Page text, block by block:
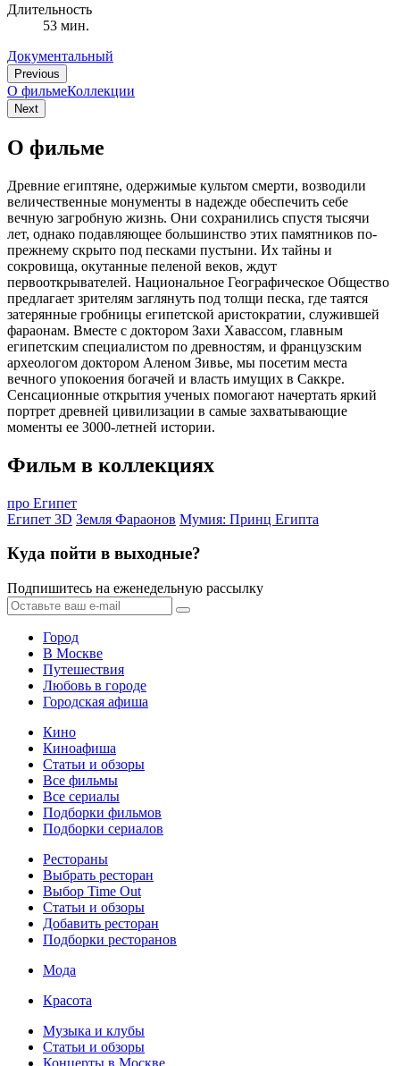
Длительность
53 мин.
Документальный
Previous
О фильмеКоллекции
Next
О фильме
Древние египтяне, одержимые культом смерти, возводили
величественные монументы в надежде обеспечить себе
вечную загробную жизнь. Они сохранились спустя тысячи
лет, однако подавляющее большинство этих памятников по-
прежнему скрыто под песками пустыни. Их тайны и
сокровища, окутанные пеленой веков, ждут
первооткрывателей. Национальное Географическое Общество
предлагает зрителям заглянуть под толщи песка, где таятся
затерянные гробницы египетской аристократии, служившей
фараонам. Вместе с доктором Захи Хавассом, главным
египетским специалистом по древностям, и французским
археологом доктором Аленом Зивье, мы посетим места
вечного упокоения богачей и власть имущих в Саккре.
Сенсационные открытия ученых помогают начертать яркий
портрет древней цивилизации в самые захватывающие
моменты ее 3000-летней истории.
Фильм в коллекциях
про Египет
Египет 3D Земля Фараонов Мумия: Принц Египта
Куда пойти в выходные?
Подпишитесь на еженедельную рассылку
Город
В Москве
Путешествия
Любовь в городе
Городская афиша
Кино
Киноафиша
Статьи и обзоры
Все фильмы
Все сериалы
Подборки фильмов
Подборки сериалов
Рестораны
Выбрать ресторан
Выбор Time Out
Статьи и обзоры
Добавить ресторан
Подборки ресторанов
Мода
Красота
Музыка и клубы
Статьи и обзоры
Концерты в Москве